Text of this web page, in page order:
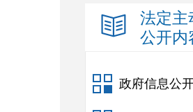
法定主
公开内
政府信息公